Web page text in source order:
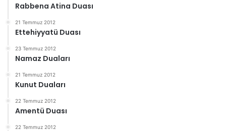
Rabbena Atina Duası
21 Temmuz 2012
Ettehiyyatü Duası
23 Temmuz 2012
Namaz Duaları
21 Temmuz 2012
Kunut Duaları
22 Temmuz 2012
Amentü Duası
22 Temmuz 2012